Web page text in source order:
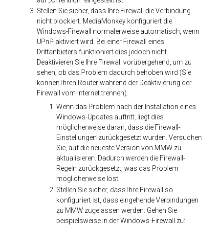
Stellen Sie sicher, dass Ihre Firewall die Verbindung
nicht blockiert. MediaMonkey konfiguriert die
Windows-Firewall normalerweise automatisch, wenn
UPnP aktiviert wird. Bei einer Firewall eines
Drittanbieters funktioniert dies jedoch nicht.
Deaktivieren Sie Ihre Firewall vorübergehend, um zu
sehen, ob das Problem dadurch behoben wird (Sie
können Ihren Router während der Deaktivierung der
Firewall vom Internet trennen).
Wenn das Problem nach der Installation eines
Windows-Updates auftritt, liegt dies
möglicherweise daran, dass die Firewall-
Einstellungen zurückgesetzt wurden. Versuchen
Sie, auf die neueste Version von MMW zu
aktualisieren. Dadurch werden die Firewall-
Regeln zurückgesetzt, was das Problem
möglicherweise löst.
Stellen Sie sicher, dass Ihre Firewall so
konfiguriert ist, dass eingehende Verbindungen
zu MMW zugelassen werden. Gehen Sie
beispielsweise in der Windows-Firewall zu: